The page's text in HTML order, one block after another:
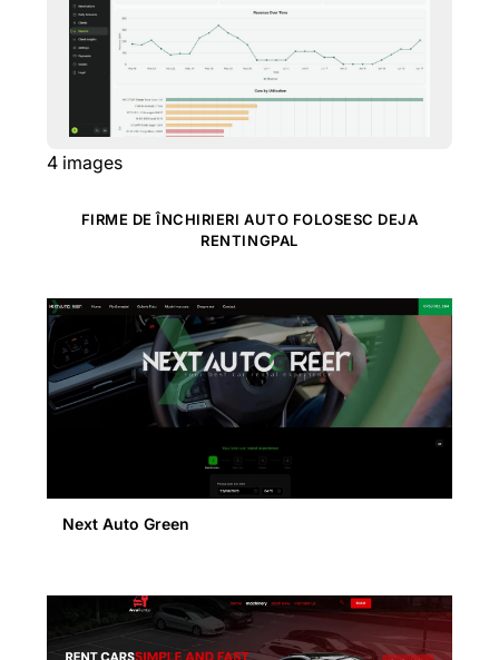
4 images
FIRME DE ÎNCHIRIERI AUTO FOLOSESC DEJA
RENTINGPAL
Next Auto Green